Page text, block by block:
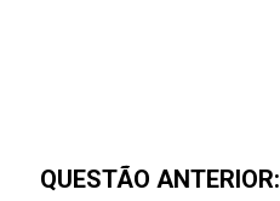
QUESTÃO ANTERIOR: